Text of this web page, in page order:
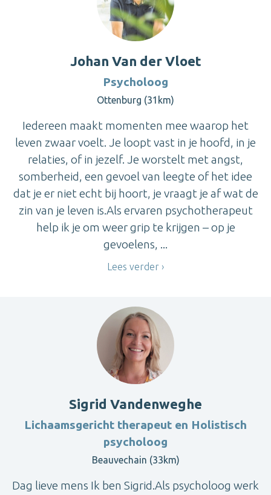
Johan Van der Vloet
Psycholoog
Ottenburg (31km)
Iedereen maakt momenten mee waarop het
leven zwaar voelt. Je loopt vast in je hoofd, in je
relaties, of in jezelf. Je worstelt met angst,
somberheid, een gevoel van leegte of het idee
dat je er niet echt bij hoort, je vraagt je af wat de
zin van je leven is.Als ervaren psychotherapeut
help ik je om weer grip te krijgen – op je
gevoelens, ...
Lees verder
Sigrid Vandenweghe
Lichaamsgericht therapeut en Holistisch
psycholoog
Beauvechain (33km)
Dag lieve mens Ik ben Sigrid.Als psycholoog werk